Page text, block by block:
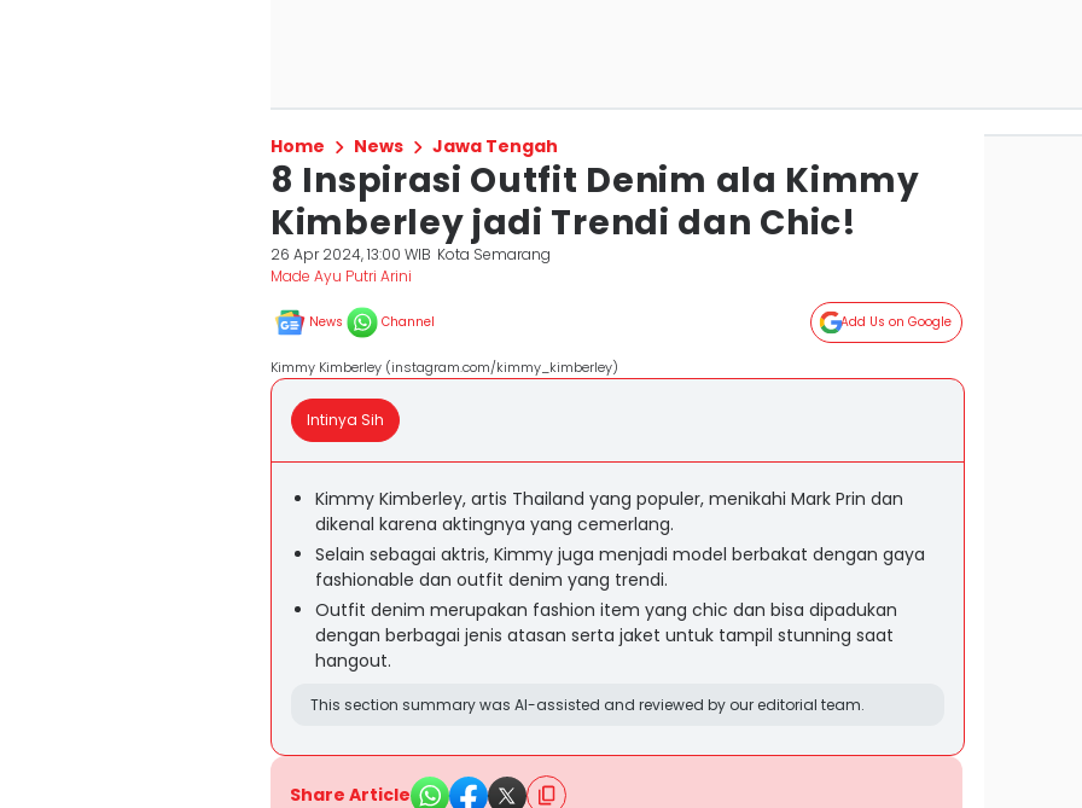
Home News Jawa Tengah
8 Inspirasi Outfit Denim ala Kimmy
Kimberley jadi Trendi dan Chic!
26 Apr 2024, 13:00 WIB Kota Semarang
Made Ayu Putri Arini
News Channel Add Us on Google
Kimmy Kimberley (instagram.com/kimmy_kimberley)
Intinya Sih
Kimmy Kimberley, artis Thailand yang populer, menikahi Mark Prin dan
dikenal karena aktingnya yang cemerlang.
Selain sebagai aktris, Kimmy juga menjadi model berbakat dengan gaya
fashionable dan outfit denim yang trendi.
Outfit denim merupakan fashion item yang chic dan bisa dipadukan
dengan berbagai jenis atasan serta jaket untuk tampil stunning saat
hangout.
This section summary was AI-assisted and reviewed by our editorial team.
Share Article